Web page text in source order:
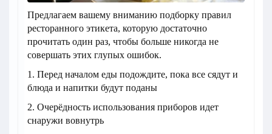
Предлагаем вашему вниманию подборку правил
ресторанного этикета, которую достаточно
прочитать один раз, чтобы больше никогда не
совершать этих глупых ошибок.
1. Перед началом еды подождите, пока все сядут и
блюда и напитки будут поданы
2. Очерёдность использования приборов идет
снаружи вовнутрь